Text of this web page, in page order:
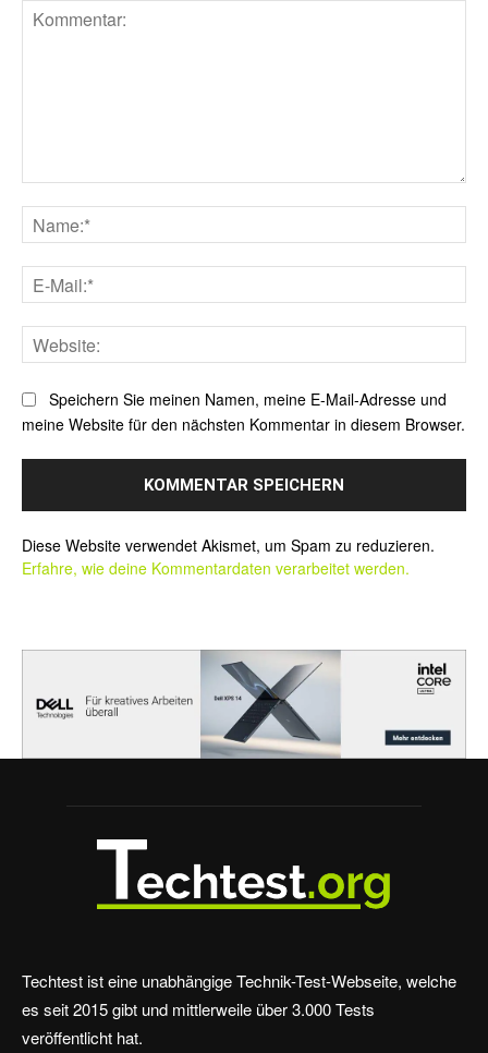
Speichern Sie meinen Namen, meine E-Mail-Adresse und
meine Website für den nächsten Kommentar in diesem Browser.
Diese Website verwendet Akismet, um Spam zu reduzieren.
Erfahre, wie deine Kommentardaten verarbeitet werden.
Techtest ist eine unabhängige Technik-Test-Webseite, welche
es seit 2015 gibt und mittlerweile über 3.000 Tests
veröffentlicht hat.